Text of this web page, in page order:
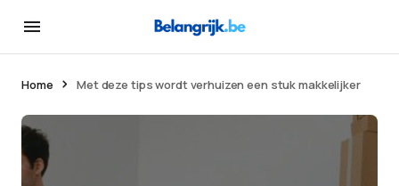
Home Met deze tips wordt verhuizen een stuk makkelijker